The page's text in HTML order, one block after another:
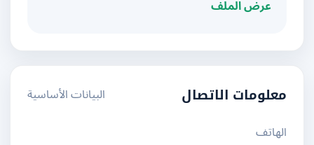
عرض الملف
معلومات الاتصال
البيانات الأساسية
الهاتف